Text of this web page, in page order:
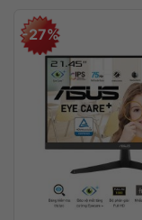
chân đế được
phép bạn di
-27%